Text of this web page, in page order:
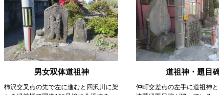
男女双体道祖神 道祖神・題目
柿沢交叉点の先で左に進むと四沢川に架
仲町交差点の左手に道祖神